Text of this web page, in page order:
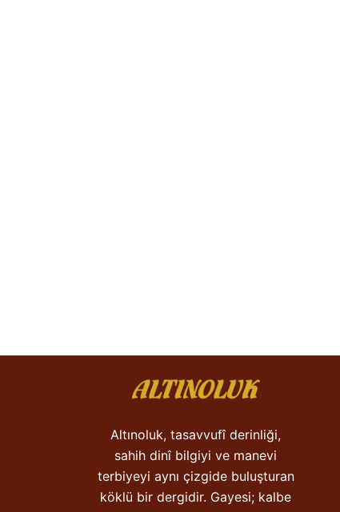
Altınoluk, tasavvufî derinliği,
sahih dinî bilgiyi ve manevi
terbiyeyi aynı çizgide buluşturan
köklü bir dergidir. Gayesi; kalbe